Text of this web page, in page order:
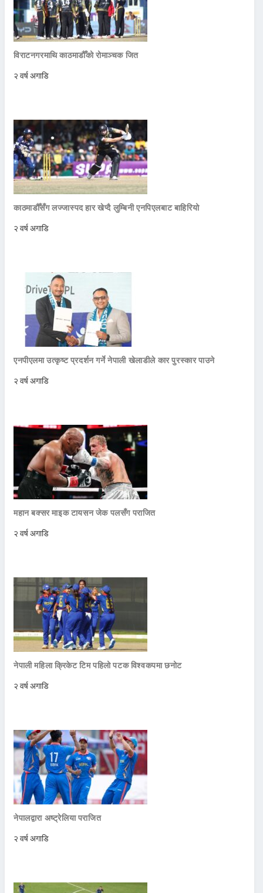
विराटनगरमाथि काठमाडौँको रोमाञ्चक जित
२ वर्ष अगाडि
काठमाडौँसँग लज्जास्पद हार खेप्दै लुम्बिनी एनपिएलबाट बाहिरियो
२ वर्ष अगाडि
एनपीएलमा उत्कृष्ट प्रदर्शन गर्ने नेपाली खेलाडीले कार पुरस्कार पाउने
२ वर्ष अगाडि
महान बक्सर माइक टायसन जेक पलसँग पराजित
२ वर्ष अगाडि
नेपाली महिला क्रिकेट टिम पहिलो पटक विश्वकपमा छनोट
२ वर्ष अगाडि
नेपालद्वारा अष्ट्रेलिया पराजित
२ वर्ष अगाडि